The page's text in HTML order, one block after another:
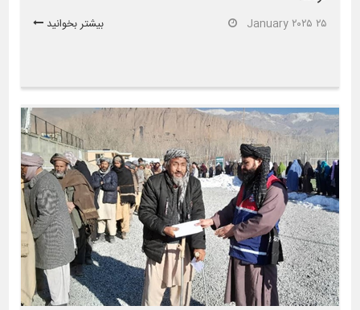
۲۵ January ۲۰۲۵ بیشتر بخوانید